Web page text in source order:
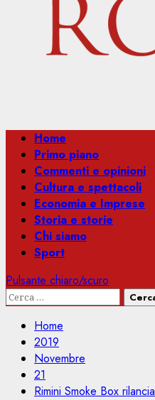
Menu
principale
Home
Primo piano
Commenti e opinioni
Cultura e spettacoli
Economia e Imprese
Storia e storie
Chi siamo
Sport
Pulsante chiaro/scuro
Ricerca
Home
2019
Novembre
21
Rimini Smoke Box rilancia